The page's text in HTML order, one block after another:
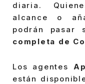
diaria.
alcance o
podrán pasar
completa de
Los agentes
están